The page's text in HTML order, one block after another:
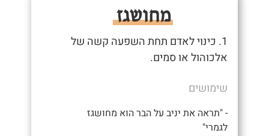
מחושגז
1. כינוי לאדם תחת השפעה קשה של
אלכוהול או סמים.
שימושים
- "תראה את יניב על הבר הוא מחושגז
לגמרי"